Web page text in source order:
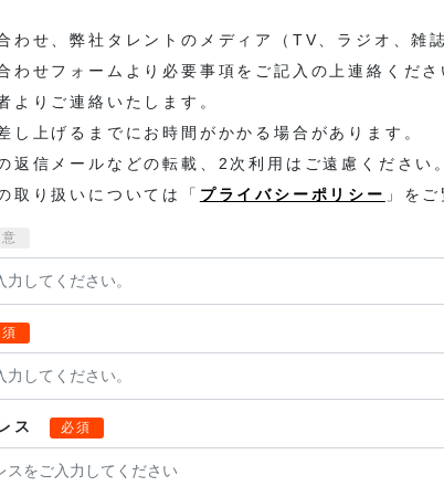
わせ、弊社タレントのメディア（TV、ラジオ、雑
わせフォームより必要事項をご記入の上連絡くださ
よりご連絡いたします。
し上げるまでにお時間がかかる場合があります。
返信メールなどの転載、2次利用はご遠慮ください。
取り扱いについては「 プライバシーポリシー 」を
ス 必須